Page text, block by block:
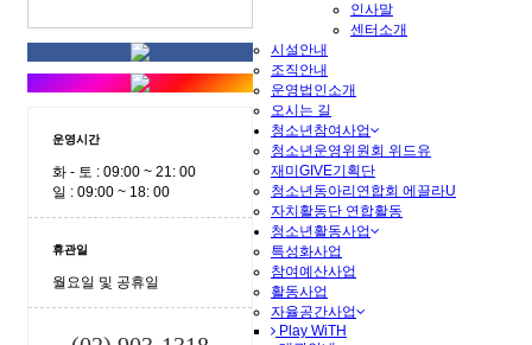
운영시간
화 - 토 : 09:00 ~ 21: 00
일 : 09:00 ~ 18: 00
휴관일
월요일 및 공휴일
인사말
센터소개
시설안내
조직안내
운영법인소개
오시는 길
청소년참여사업
청소년운영위원회 위드유
재미GIVE기획단
청소년동아리연합회 에끌라U
자치활동단 연합활동
청소년활동사업
특성화사업
참여예산사업
활동사업
자율공간사업
Play WiTH